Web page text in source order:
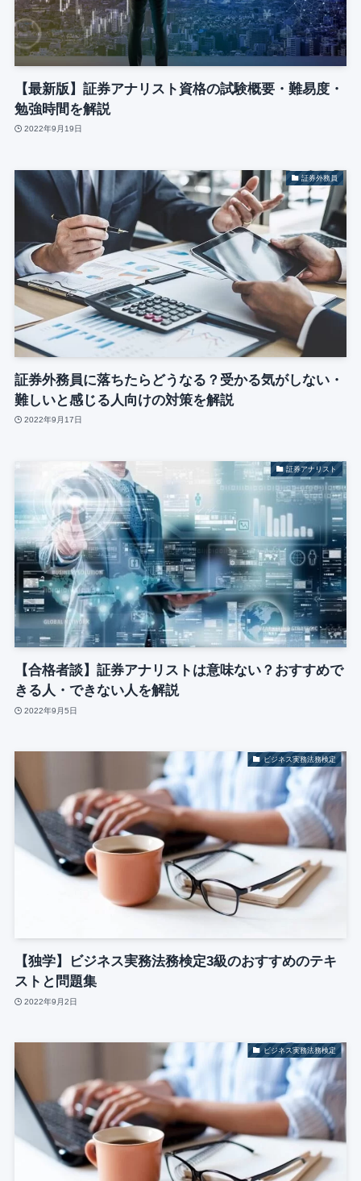
【最新版】証券アナリスト資格の試験概要・難易度・
勉強時間を解説
2022年9月19日
証券外務員
証券外務員に落ちたらどうなる？受かる気がしない・
難しいと感じる人向けの対策を解説
2022年9月17日
証券アナリスト
【合格者談】証券アナリストは意味ない？おすすめで
きる人・できない人を解説
2022年9月5日
ビジネス実務法務検定
【独学】ビジネス実務法務検定3級のおすすめのテキ
ストと問題集
2022年9月2日
ビジネス実務法務検定